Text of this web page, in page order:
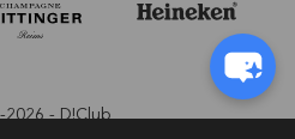
- D!Club